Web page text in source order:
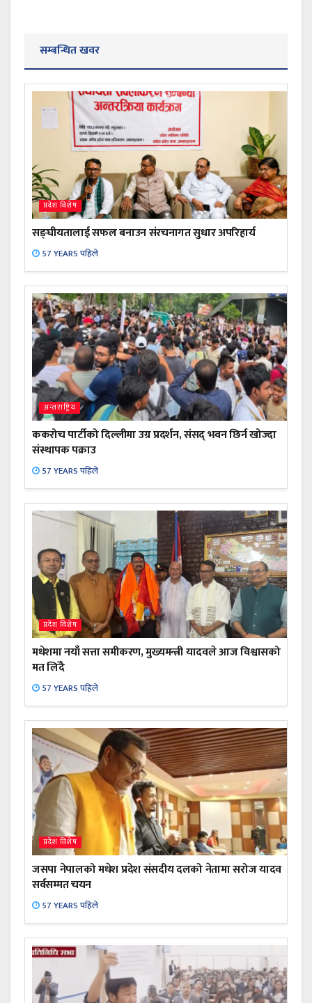
सम्बन्धित खवर
प्रदेश विशेष
सङ्घीयतालाई सफल बनाउन संरचनागत सुधार अपरिहार्य
57 YEARS पहिले
अन्तराष्ट्रिय
ककरोच पार्टीको दिल्लीमा उग्र प्रदर्शन, संसद् भवन छिर्न खोज्दा
संस्थापक पक्राउ
57 YEARS पहिले
प्रदेश विशेष
मधेशमा नयाँ सत्ता समीकरण, मुख्यमन्त्री यादवले आज विश्वासको
मत लिँदै
57 YEARS पहिले
प्रदेश विशेष
जसपा नेपालको मधेश प्रदेश संसदीय दलको नेतामा सरोज यादव
सर्वसम्मत चयन
57 YEARS पहिले